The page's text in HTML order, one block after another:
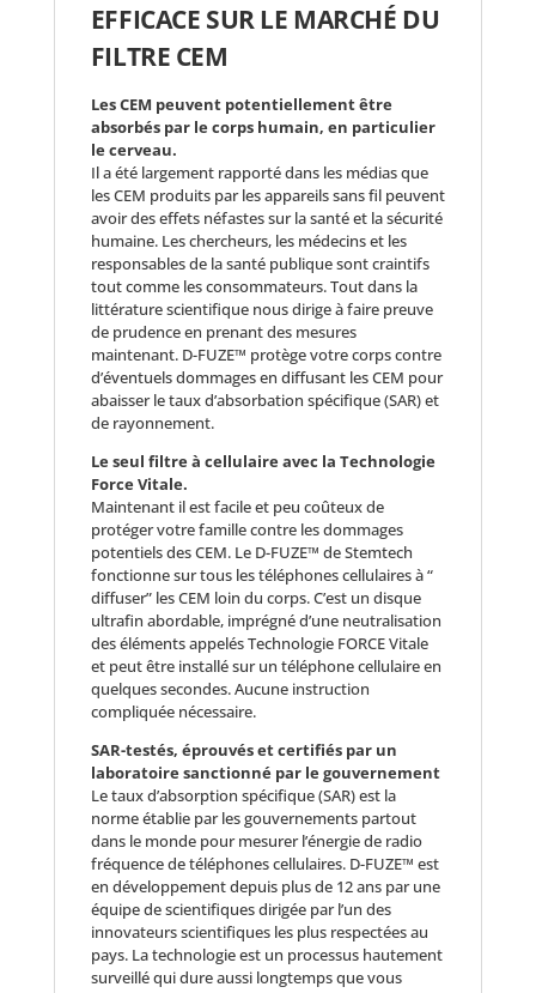
EFFICACE SUR LE MARCHÉ DU
FILTRE CEM
Les CEM peuvent potentiellement être
absorbés par le corps humain, en particulier
le cerveau.
Il a été largement rapporté dans les médias que
les CEM produits par les appareils sans fil peuvent
avoir des effets néfastes sur la santé et la sécurité
humaine. Les chercheurs, les médecins et les
responsables de la santé publique sont craintifs
tout comme les consommateurs. Tout dans la
littérature scientifique nous dirige à faire preuve
de prudence en prenant des mesures
maintenant. D-FUZE™ protège votre corps contre
d’éventuels dommages en diffusant les CEM pour
abaisser le taux d’absorbation spécifique (SAR) et
de rayonnement.
Le seul filtre à cellulaire avec la Technologie
Force Vitale.
Maintenant il est facile et peu coûteux de
protéger votre famille contre les dommages
potentiels des CEM. Le D-FUZE™ de Stemtech
fonctionne sur tous les téléphones cellulaires à “
diffuser” les CEM loin du corps. C’est un disque
ultrafin abordable, imprégné d’une neutralisation
des éléments appelés Technologie FORCE Vitale
et peut être installé sur un téléphone cellulaire en
quelques secondes. Aucune instruction
compliquée nécessaire.
SAR-testés, éprouvés et certifiés par un
laboratoire sanctionné par le gouvernement
Le taux d’absorption spécifique (SAR) est la
norme établie par les gouvernements partout
dans le monde pour mesurer l’énergie de radio
fréquence de téléphones cellulaires. D-FUZE™ est
en développement depuis plus de 12 ans par une
équipe de scientifiques dirigée par l’un des
innovateurs scientifiques les plus respectées au
pays. La technologie est un processus hautement
surveillé qui dure aussi longtemps que vous